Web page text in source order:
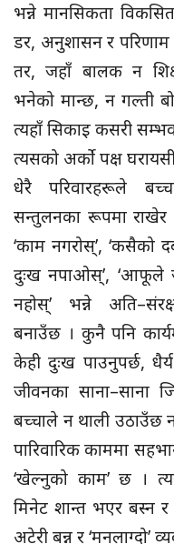
भन्ने मानसिकता
डर, अनुशासन र परिणाम
तर, जहाँ बालक न
भनेको मान्छ, न गल्ती
त्यहाँ सिकाइ कसरी
त्यसको अर्को पक्ष
धेरै परिवारहरूले
सन्तुलनका रूपमा राखेर
‘काम नगरोस्’, ‘कसैको
दुःख नपाओस्’, ‘आफूले
नहोस्’ भन्ने
बनाउँछ । कुनै पनि
केही दुःख पाउनुपर्छ,
जीवनका साना–साना
बच्चाले न थाली उठाउँछ
पारिवारिक काममा
‘खेल्नुको काम’ छ ।
मिनेट शान्त भएर बस्न र
अटेरी बन्न र ‘मनलाग्दो’